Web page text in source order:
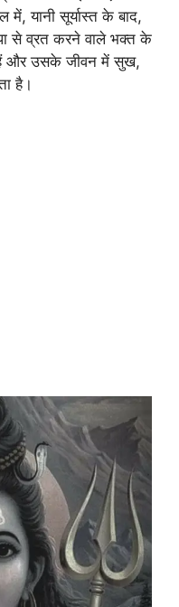
में, यानी सूर्यास्त के बाद,
से व्रत करने वाले भक्त के
हैं और उसके जीवन में सुख,
है।